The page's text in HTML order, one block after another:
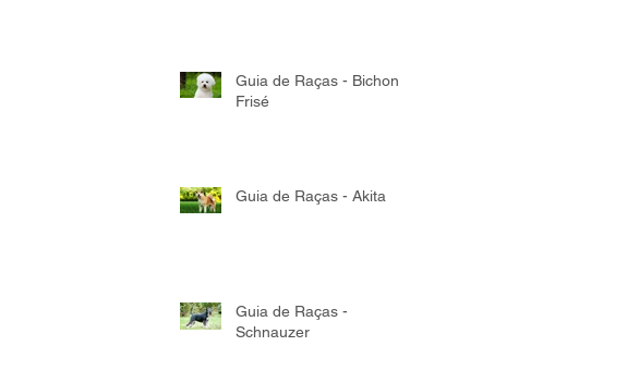
Guia de Raças - Bichon
Frisé
Guia de Raças - Akita
Guia de Raças -
Schnauzer